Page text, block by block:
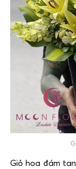
Giỏ hoa đám